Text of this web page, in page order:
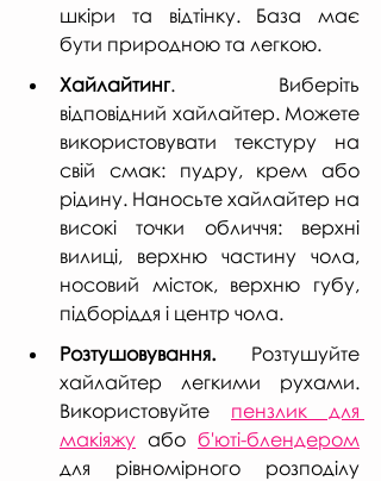
шкіри та відтінку. База має
бути природною та легкою.
Хайлайтинг. Виберіть
відповідний хайлайтер. Можете
використовувати текстуру на
свій смак: пудру, крем або
рідину. Наносьте хайлайтер на
високі точки обличчя: верхні
вилиці, верхню частину чола,
носовий місток, верхню губу,
підборіддя і центр чола.
Розтушовування. Розтушуйте
хайлайтер легкими рухами.
Використовуйте пензлик для
макіяжу або б'юті-блендером
для рівномірного розподілу